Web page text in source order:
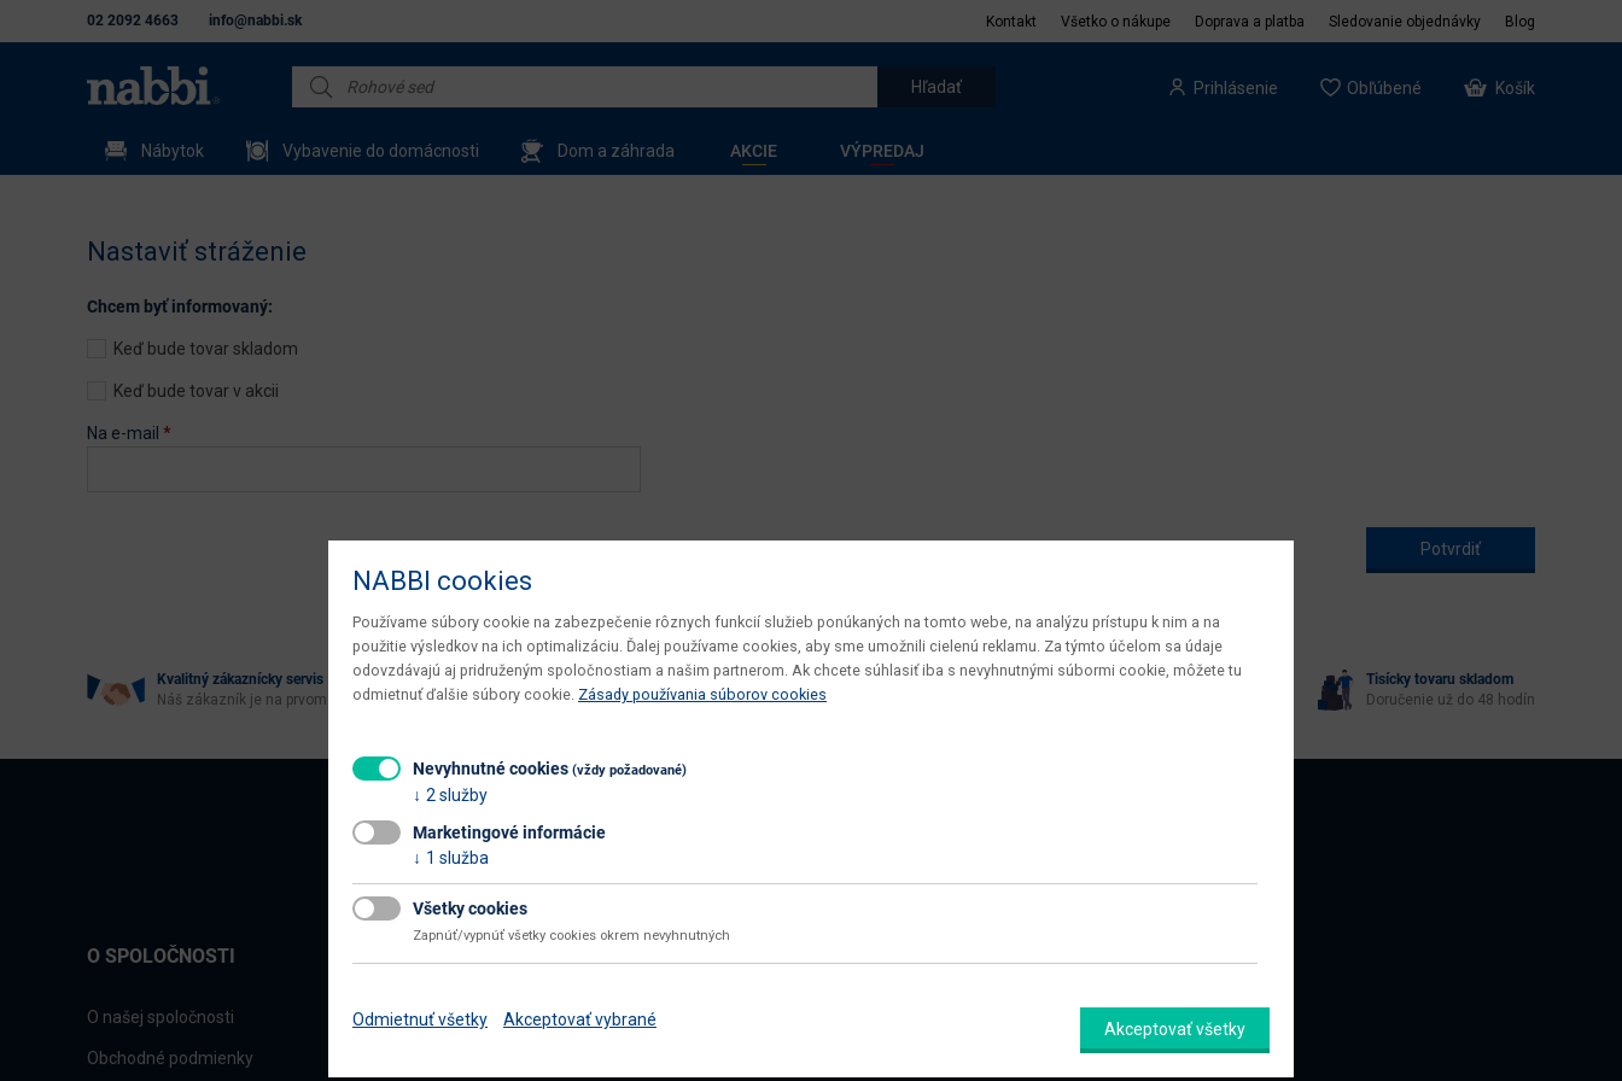
02 2092 4663 info@nabbi.sk Kontakt Všetko o nákupe Doprava a platba Sledovanie objednávky Blog
Prihlásenie Obľúbené Košík
Nábytok Vybavenie do domácnosti Dom a záhrada AKCIE VÝPREDAJ
Nastaviť stráženie
Chcem byť informovaný:
Keď bude tovar skladom
Keď bude tovar v akcii
Na e-mail *
Kvalitný zákaznícky servis
Náš zákazník je na prvom mieste
Vrátenie tovaru do 30 dní
Maximálne pohodlie pre vás
Top ceny
Tisícky tovaru skladom
Doručenie už do 48 hodín
O SPOLOČNOSTI
O našej spoločnosti
Obchodné podmienky
Obchodné podmienky Reklamačný formulár
Odstúpiť od zmluvy tu
NABBI cookies
Používame súbory cookie na zabezpečenie rôznych funkcií služieb ponúkaných na tomto webe, na analýzu prístupu k nim a na
použitie výsledkov na ich optimalizáciu. Ďalej používame cookies, aby sme umožnili cielenú reklamu. Za týmto účelom sa údaje
odovzdávajú aj pridruženým spoločnostiam a našim partnerom. Ak chcete súhlasiť iba s nevyhnutnými súbormi cookie, môžete tu
odmietnuť ďalšie súbory cookie. Zásady používania súborov cookies
Nevyhnutné cookies (vždy požadované)
2 služby
Marketingové informácie
1 služba
Všetky cookies
Zapnúť/vypnúť všetky cookies okrem nevyhnutných
Odmietnuť všetky Akceptovať vybrané Akceptovať všetky